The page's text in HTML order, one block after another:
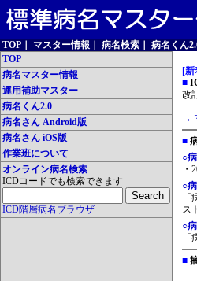
TOP マスター情報 病名検索 病名くん
TOP
病名マスター情報
運用補助マスター
病名くん2.0
病名さん Android版
病名さん iOS版
作業班について
オンライン病名検索
ICDコードでも検索できます
ICD階層病名ブラウザ
[新
■
改
→
■
○
・
○
ス
○
■